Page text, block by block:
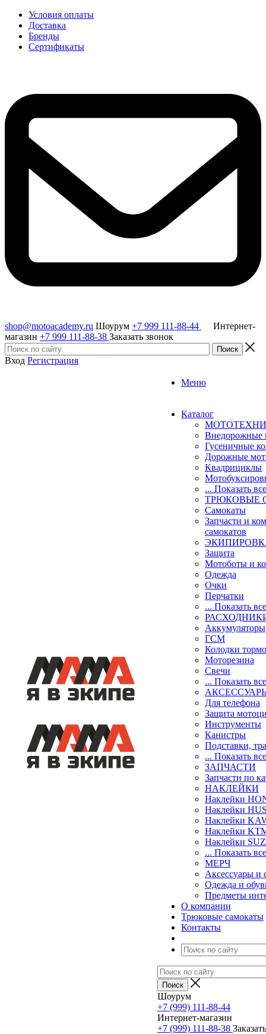
Условия оплаты
Доставка
Бренды
Сертификаты
shop@motoacademy.ru Шоурум +7 999 111-88-44
Интернет-
магазин +7 999 111-88-38 Заказать звонок
Вход Регистрация
Меню
Каталог
Внедорожные
Гусеничные
Дорожные
Квадрициклы
... Показать все
ТРЮКОВЫЕ
Самокаты
Запчасти и
самокатов
Защита
Мотоботы и
Одежда
Очки
Перчатки
... Показать все
Аккумуляторы
ГСМ
Колодки
Моторезина
Свечи
... Показать все
Для телефона
Защита
Инструменты
Канистры
Подставки,
... Показать все
ЗАПЧАСТИ
Запчасти по
НАКЛЕЙКИ
Наклейки
Наклейки
Наклейки
Наклейки
Наклейки
... Показать все
МЕРЧ
Аксессуары и
Одежда и
Предметы
О компании
Трюковые самокаты
Контакты
Шоурум
+7 (999) 111-88-44
Интернет-магазин
+7 (999) 111-88-38